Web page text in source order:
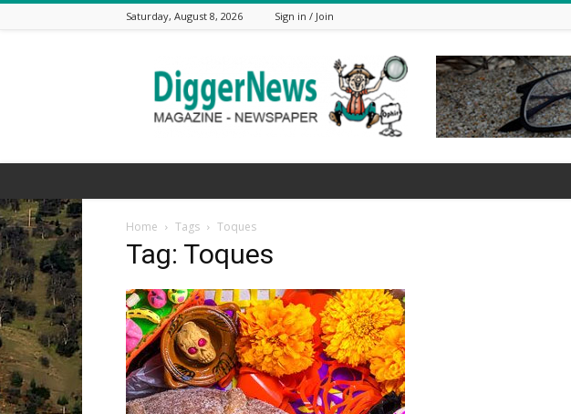
Saturday, August 8, 2026 Sign in / Join
Digger
News
Home Tags Toques
Tag: Toques